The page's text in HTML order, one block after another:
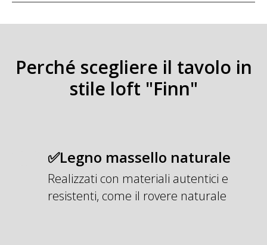
Perché scegliere il tavolo in
stile loft "Finn"
✅Legno massello naturale
Realizzati con materiali autentici e
resistenti, come il rovere naturale